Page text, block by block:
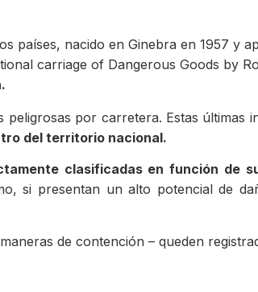
nacido en Ginebra en 1957 y
carriage of Dangerous Goods by
por carretera. Estas últimas
del territorio nacional.
clasificadas en función de
si presentan un alto potencial de
de contención – queden